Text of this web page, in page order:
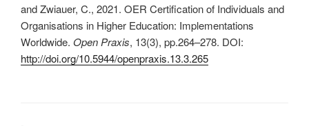
and Zwiauer, C., 2021. OER Certification of Individuals and
Organisations in Higher Education: Implementations
Worldwide. Open Praxis, 13(3), pp.264–278. DOI:
http://doi.org/10.5944/openpraxis.13.3.265